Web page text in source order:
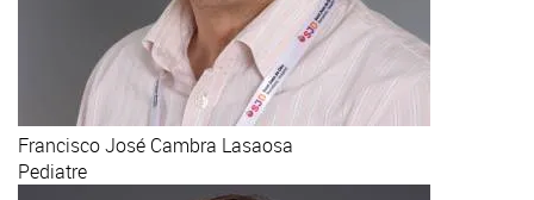
Francisco José Cambra Lasaosa
Pediatre